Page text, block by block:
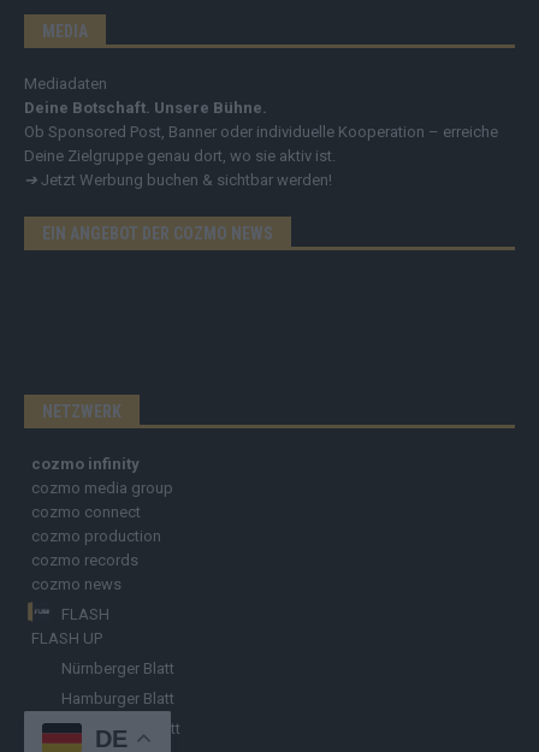
MEDIA
Mediadaten
Deine Botschaft. Unsere Bühne.
Ob Sponsored Post, Banner oder individuelle Kooperation – erreiche
Deine Zielgruppe genau dort, wo sie aktiv ist.
➔ Jetzt Werbung buchen & sichtbar werden!
EIN ANGEBOT DER COZMO NEWS
NETZWERK
cozmo infinity
cozmo media group
cozmo connect
cozmo production
cozmo records
cozmo news
FLASH
FLASH UP
Nürnberger Blatt
Hamburger Blatt
Fränkisches Blatt
DE